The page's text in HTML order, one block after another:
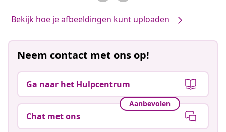
Bekijk hoe je afbeeldingen kunt uploaden
Neem contact met ons op!
Ga naar het Hulpcentrum
Aanbevolen
Chat met ons